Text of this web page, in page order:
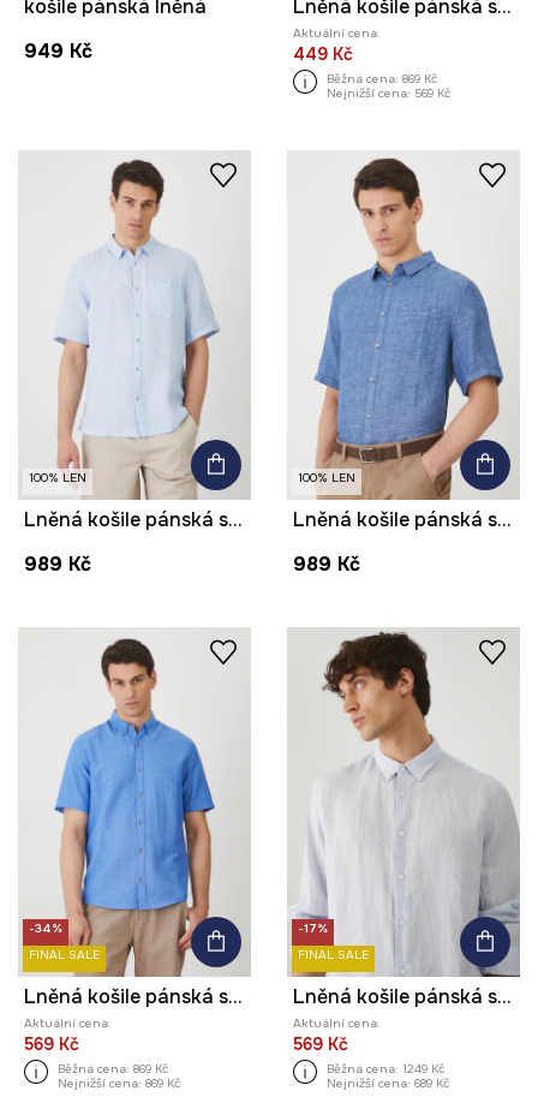
košile pánská lněná
949 Kč
Lněná košile pánská s límcem a proužky
Aktuální cena:
449 Kč
Běžná cena: 869 Kč
Nejnižší cena: 569 Kč
100% LEN
Lněná košile pánská s klasickým límcem modrá barva
989 Kč
100% LEN
Lněná košile pánská s klasickým límcem modrá barva
989 Kč
-34%
FINAL SALE
Lněná košile pánská s límcem button-down modrá barva
Aktuální cena:
569 Kč
Běžná cena: 869 Kč
Nejnižší cena: 869 Kč
-17%
FINAL SALE
Lněná košile pánská s límcem button-down modrá barva
Aktuální cena:
569 Kč
Běžná cena: 1249 Kč
Nejnižší cena: 689 Kč